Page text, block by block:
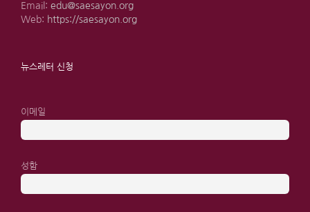
Email: edu@saesayon.org
Web: https://saesayon.org
뉴스레터 신청
이메일
성함